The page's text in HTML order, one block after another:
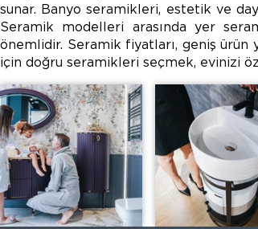
sunar. Banyo seramikleri, estetik ve
Seramik modelleri arasında yer
önemlidir. Seramik fiyatları, geniş ürün
için doğru seramikleri seçmek, evinizi